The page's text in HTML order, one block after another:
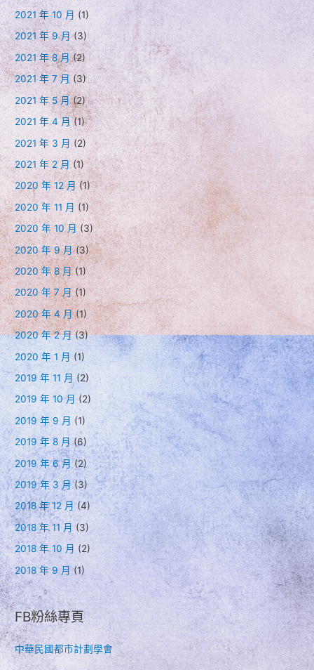
2021 年 10 月 (1)
2021 年 9 月(3)
2021 年 8 月(2)
2021 年 7 月(3)
2021 年 5 月(2)
2021 年 4 月(1)
2021 年 3 月(2)
2021 年 2 月(1)
2020 年 12 月(1)
2020 年 11 月 (1)
2020 年 10 月(3)
2020 年 9 月(3)
2020 年 8 月(1)
2020 年 7 月(1)
2020 年 4 月(1)
2020 年 2 月(3)
2020 年 1 月 (1)
2019 年 11 月 (2)
2019 年 10 月 (2)
2019 年 9 月 (1)
2019 年 8 月(6)
2019 年 6 月(2)
2019 年 3 月(3)
2018 年 12 月 (4)
2018 年 11 月 (3)
2018 年 10 月 (2)
2018 年 9 月(1)
FB粉絲專頁
中華民國都市計劃學會